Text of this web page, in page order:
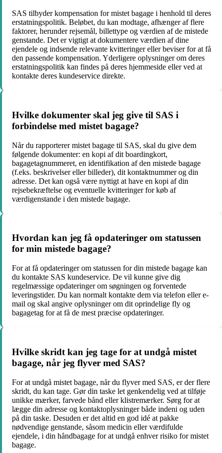
SAS tilbyder kompensation for mistet bagage i henhold til deres
erstatningspolitik. Beløbet, du kan modtage, afhænger af flere
faktorer, herunder rejsemål, billettype og værdien af ​​de mistede
genstande. Det er vigtigt at dokumentere værdien af ​​dine
ejendele og indsende relevante kvitteringer eller beviser for at få
den passende kompensation. Yderligere oplysninger om deres
erstatningspolitik kan findes på deres hjemmeside eller ved at
kontakte deres kundeservice direkte.
Hvilke dokumenter skal jeg give til SAS i
forbindelse med mistet bagage?
Når du rapporterer mistet bagage til SAS, skal du give dem
følgende dokumenter: en kopi af dit boardingkort,
bagagetagnummeret, en identifikation af den mistede bagage
(f.eks. beskrivelser eller billeder), dit kontaktnummer og din
adresse. Det kan også være nyttigt at have en kopi af din
rejsebekræftelse og eventuelle kvitteringer for køb af
værdigenstande i den mistede bagage.
Hvordan kan jeg få opdateringer om statussen
for min mistede bagage?
For at få opdateringer om statussen for din mistede bagage kan
du kontakte SAS kundeservice. De vil kunne give dig
regelmæssige opdateringer om søgningen og forventede
leveringstider. Du kan normalt kontakte dem via telefon eller e-
mail og skal angive oplysninger om dit oprindelige fly og
bagagetag for at få de mest præcise opdateringer.
Hvilke skridt kan jeg tage for at undgå mistet
bagage, når jeg flyver med SAS?
For at undgå mistet bagage, når du flyver med SAS, er der flere
skridt, du kan tage. Gør din taske let genkendelig ved at tilføje
unikke mærker, farvede bånd eller klistremærker. Sørg for at
lægge din adresse og kontaktoplysninger både indeni og uden
på din taske. Desuden er det altid en god idé at pakke
nødvendige genstande, såsom medicin eller værdifulde
ejendele, i din håndbagage for at undgå enhver risiko for mistet
bagage.